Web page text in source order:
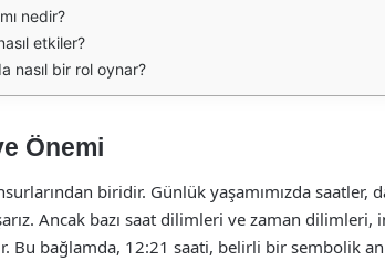
nedir?
etkiler?
nasıl bir rol oynar?
Önemi
biridir. Günlük yaşamımızda saatler,
Ancak bazı saat dilimleri ve zaman dilimleri,
Bu bağlamda, 12:21 saati, belirli bir sembolik